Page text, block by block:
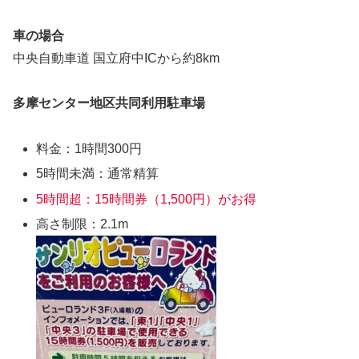
車の場合
中央自動車道 国立府中ICから約8km
多摩センター地区共同利用駐車場
料金：1時間300円
5時間未満：通常精算
5時間超：15時間券（1,500円）がお得
高さ制限：2.1m